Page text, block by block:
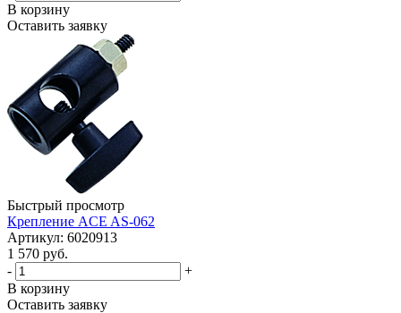
В корзину
Оставить заявку
Быстрый просмотр
Крепление ACE AS-062
Артикул: 6020913
1 570 руб.
-
+
В корзину
Оставить заявку